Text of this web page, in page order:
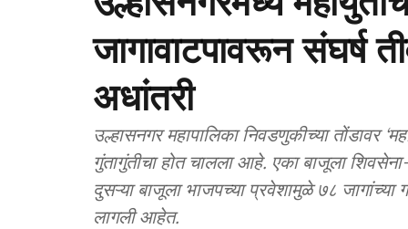
जागावाटपावरून संघर्ष
अधांतरी
उल्हासनगर महापालिका निवडणुकीच्या तोंडावर
गुंतागुंतीचा होत चालला आहे. एका बाजूला
दुसऱ्या बाजूला भाजपच्या प्रवेशामुळे ७८ जागांच्या
लागली आहेत.